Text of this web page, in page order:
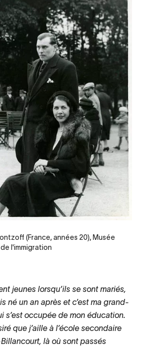
(France, années 20), Musée
l'immigration
jeunes lorsqu’ils se sont mariés,
né un an après et c’est ma grand-
s’est occupée de mon éducation.
que j’aille à l’école secondaire
là où sont passés